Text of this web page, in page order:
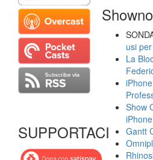
SUPPORTACI
usi
La
Show
Gantt